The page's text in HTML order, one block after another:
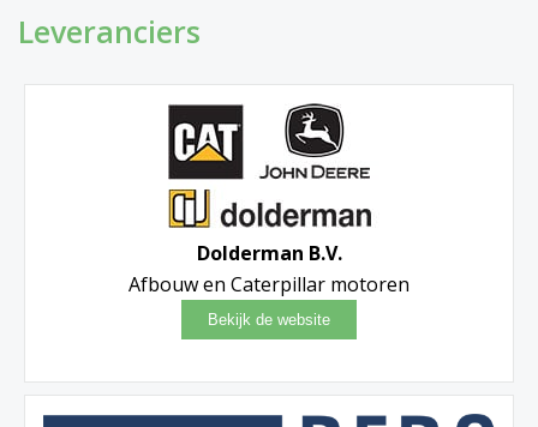
Leveranciers
Dolderman B.V.
Afbouw en Caterpillar motoren